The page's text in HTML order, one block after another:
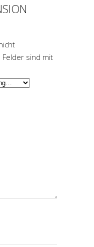
sind mit